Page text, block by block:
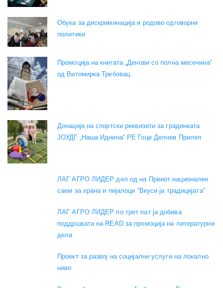
Обука за дискриминација и родово одговорни
политики
Промоција на книгата „Денови со полна месечина“
од Витомирка Требовац.
Донација на спортски реквизити за градинката
ЈОУДГ „Наша Иднина“ РЕ Гоце Делчев Прилеп
ЛАГ АГРО ЛИДЕР дел од на Првиот национален
саем за храна и пијалоци “Вкуси ја традицијата”
ЛАГ АГРО ЛИДЕР по трет пат ја добива
поддршката на READ за промоција на литературни
дела
Проект за развој на социјални услуги на локално
ниво